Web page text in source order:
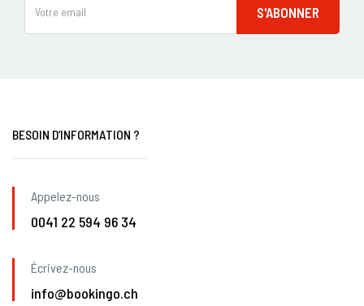
BESOIN D’INFORMATION ?
Appelez-nous
0041 22 594 96 34
Écrivez-nous
info@bookingo.ch